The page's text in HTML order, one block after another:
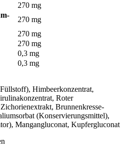
270 mg
270 mg
270 mg
270 mg
0,3 mg
0,3 mg
Himbeerkonzentrat,
Roter
Brunnenkresse-
(Konservierungsmittel),
Mangangluconat, Kupfergluconat